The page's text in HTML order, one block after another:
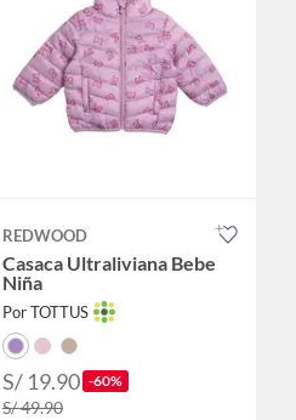
REDWOOD
Casaca Ultraliviana Bebe
Niña
Por TOTTUS
S/ 19.90 -60%
S/ 49.90